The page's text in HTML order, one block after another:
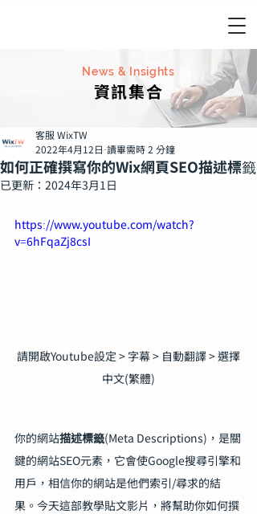
News & Insights
資訊集合
如何正確撰寫你的Wix網頁SEO描述標籤
客服 WixTW
2022年4月12日 讀畢需時 2 分鐘
已更新： 2024年3月1日
https://www.youtube.com/watch?
v=6hFqaZj8csI
請開啟Youtube設定 > 字幕 > 自動翻譯 > 選擇
中文(繁體)
你的網站描述標籤(Meta Descriptions)，是關
鍵的網站SEO元素，它會使Google搜尋引擎和
用戶，相信你的網站是他們索引/尋求的結
果。今天這部教學貼文影片，將幫助你如何撰